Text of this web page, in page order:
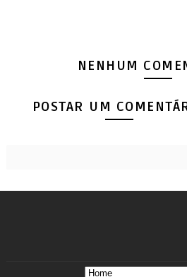
NENHUM
POSTAR UM